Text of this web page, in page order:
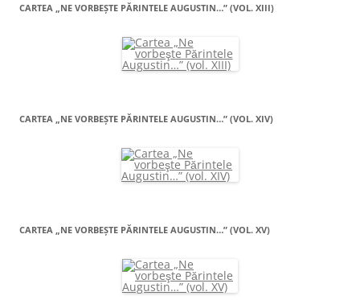
CARTEA „NE VORBEŞTE PĂRINTELE AUGUSTIN…” (VOL. XIII)
CARTEA „NE VORBEŞTE PĂRINTELE AUGUSTIN…” (VOL. XIV)
CARTEA „NE VORBEŞTE PĂRINTELE AUGUSTIN…” (VOL. XV)